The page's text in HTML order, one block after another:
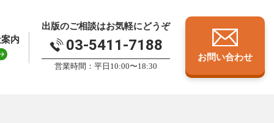
内
出版のご相談はお気軽にどうぞ
03-5411-7188
営業時間：平日10:00〜18:30
お問い合わせ